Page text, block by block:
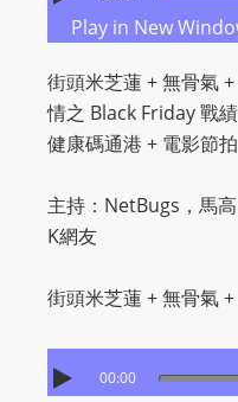
Play in New
街頭米芝蓮 + 無骨氣
情之 Black Friday 戰
健康碼通港 + 電影節
主持：NetBugs，馬
K網友
街頭米芝蓮 + 無骨氣
00:00